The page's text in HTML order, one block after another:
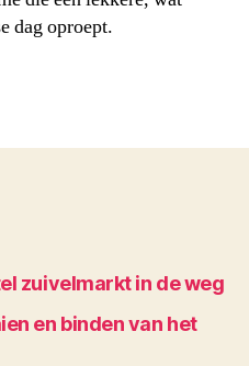
dag oproept.
zuivelmarkt in de weg
en binden van het